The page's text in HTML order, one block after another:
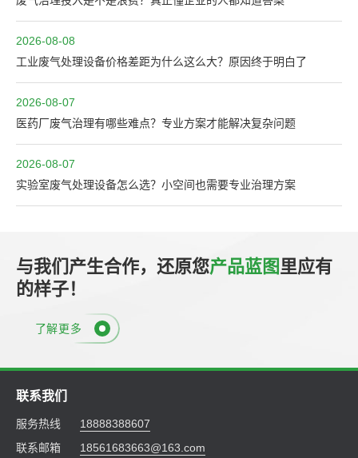
2026-08-08
工业废气处理设备价格差距为什么这么大？原因终于明白了
2026-08-07
医药厂废气治理有哪些难点？专业方案才能解决复杂问题
2026-08-07
实验室废气处理设备怎么选？小空间也需要专业治理方案
与我们产生合作，还原您产品蓝图里应有
的样子！
了解更多
联系我们
服务热线
18888388607
联系邮箱
18561683663@163.com